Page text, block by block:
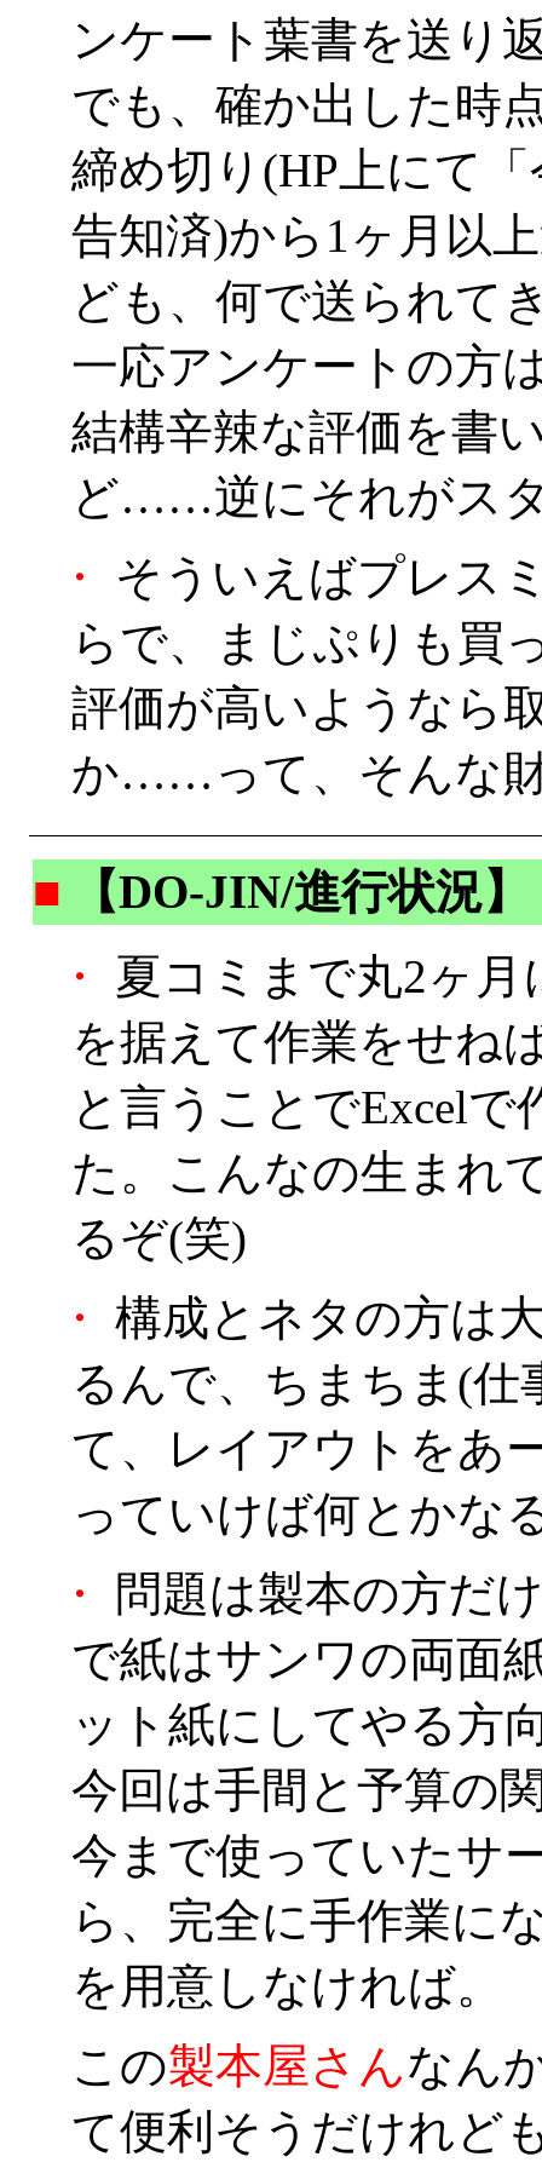
ンケート葉書を送り
でも、確か出した時
締め切り(HP上にて
告知済)から1ヶ月以
ども、何で送られて
一応アンケートの方
結構辛辣な評価を書
ど……逆にそれがス
・
そういえばプレス
らで、まじぷりも買
評価が高いようなら
か……って、そんな
■
【DO-JIN/進行状況】
・
夏コミまで丸2ヶ
を据えて作業をせね
と言うことでExcel
た。こんなの生まれ
るぞ(笑)
・
構成とネタの方は
るんで、ちまちま(仕
て、レイアウトをあ
っていけば何とかな
・
問題は製本の方だ
で紙はサンワの両面
ット紙にしてやる方
今回は手間と予算の
今まで使っていたサ
ら、完全に手作業に
を用意しなければ。
この製本屋さんなん
て便利そうだけれど